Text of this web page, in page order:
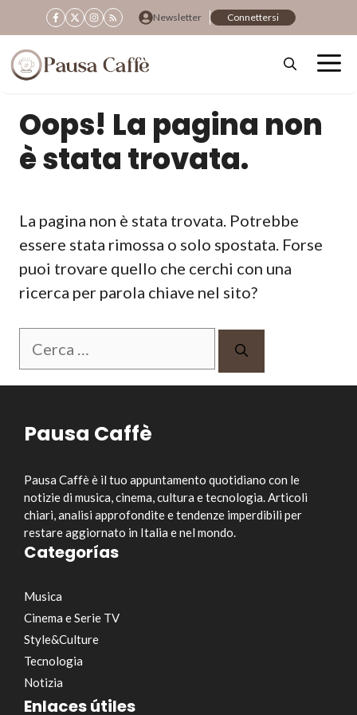
al
contenuto
Newsletter Connettersi
Oops! La pagina non
è stata trovata.
La pagina non è stata trovata. Potrebbe
essere stata rimossa o solo spostata. Forse
puoi trovare quello che cerchi con una
ricerca per parola chiave nel sito?
Ricerca
Pausa Caffè
Pausa Caffè è il tuo appuntamento quotidiano con le
notizie di musica, cinema, cultura e tecnologia. Articoli
chiari, analisi approfondite e tendenze imperdibili per
restare aggiornato in Italia e nel mondo.
Categorías
Musica
Cinema e Serie TV
Style&Culture
Tecnologia
Notizia
Enlaces útiles